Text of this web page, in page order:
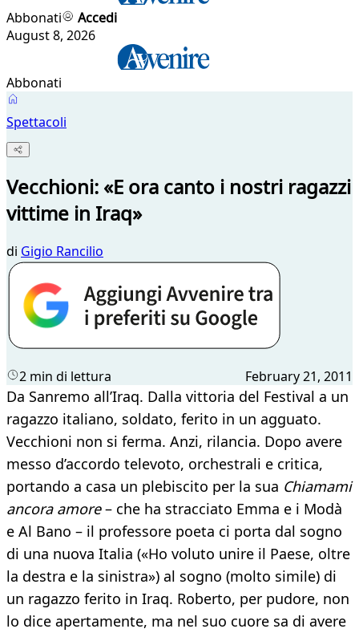
Abbonati
Accedi
August 8, 2026
Abbonati
Spettacoli
Vecchioni: «E ora canto i nostri ragazzi
vittime in Iraq»
di Gigio Rancilio
2 min di lettura February 21, 2011
Da Sanremo all’Iraq. Dalla vittoria del Festival a un
ragazzo italiano, soldato, ferito in un agguato.
Vecchioni non si ferma. Anzi, rilancia. Dopo avere
messo d’accordo televoto, orchestrali e critica,
portando a casa un plebiscito per la sua Chiamami
ancora amore– che ha stracciato Emma e i Modà
e Al Bano – il professore poeta ci porta dal sogno
di una nuova Italia («Ho voluto unire il Paese, oltre
la destra e la sinistra») al sogno (molto simile) di
un ragazzo ferito in Iraq. Roberto, per pudore, non
lo dice apertamente, ma nel suo cuore sa di avere